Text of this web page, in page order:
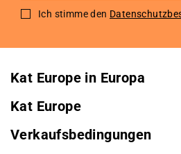
for
Ich stimme den
Kat Europe in Europa
Kat Europe
Verkaufsbedingungen